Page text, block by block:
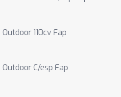
110cv Fap
C/esp Fap